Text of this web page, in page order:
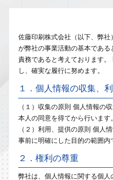
佐藤印刷株式会社（以下、弊
が弊社の事業活動の基本である
責務であると考えております
し、確実な履行に努めます。
１．個人情報の収集、
（１）収集の原則 個人情報の
本人の同意を得てから行います。
（２）利用、提供の原則 個人
事前に明確にした目的の範囲内
２．権利の尊重
弊社は、個人情報に関する個